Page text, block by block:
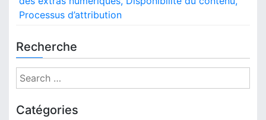
Processus d’attribution
Recherche
S
e
r
Catégories